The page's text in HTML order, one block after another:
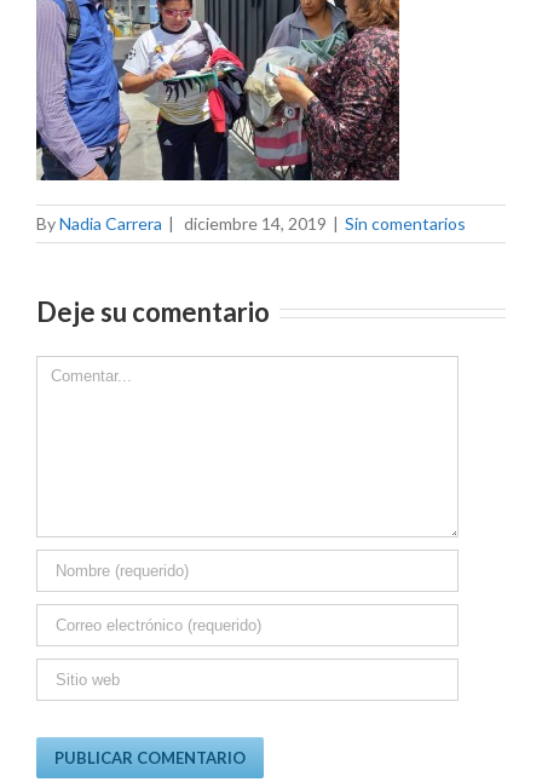
ByNadia Carrera | diciembre 14, 2019 | Sin comentarios
Deje su comentario
Comment